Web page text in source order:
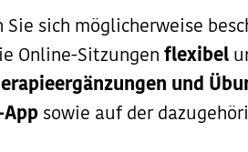
Sie sich möglicherweise
Online-Sitzungen flexibel
und
sowie auf der